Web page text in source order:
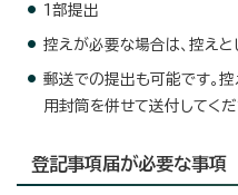
1部提出
控えが必要な場合は、控え
郵送での提出も可能です。
用封筒を併せて送付してくだ
登記事項届が必要な事項